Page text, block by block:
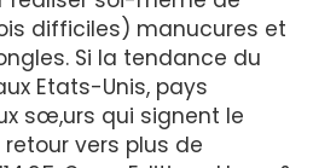
difficiles) manucures et
Si la tendance du
Etats-Unis, pays
sœ,urs qui signent le
vers plus de